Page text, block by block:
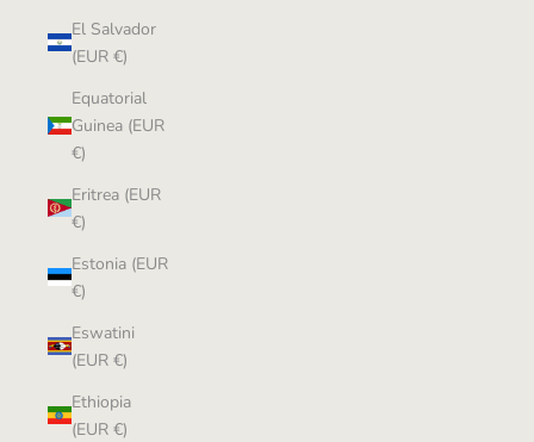
El Salvador
(EUR €)
Equatorial
Guinea (EUR
€)
Eritrea (EUR
€)
Estonia (EUR
€)
Eswatini
(EUR €)
Ethiopia
(EUR €)